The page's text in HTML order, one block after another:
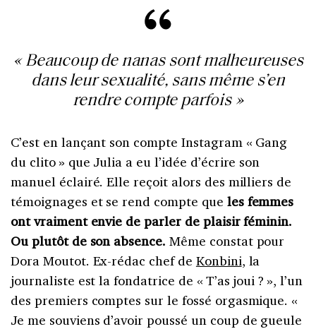
« Beaucoup de nanas sont malheureuses
dans leur sexualité, sans même s’en
rendre compte parfois »
C’est en lançant son compte Instagram « Gang
du clito » que Julia a eu l’idée d’écrire son
manuel éclairé. Elle reçoit alors des milliers de
témoignages et se rend compte que les femmes
ont vraiment envie de parler de plaisir féminin.
Ou plutôt de son absence. Même constat pour
Dora Moutot. Ex-rédac chef de Konbini, la
journaliste est la fondatrice de « T’as joui ? », l’un
des premiers comptes sur le fossé orgasmique. «
Je me souviens d’avoir poussé un coup de gueule